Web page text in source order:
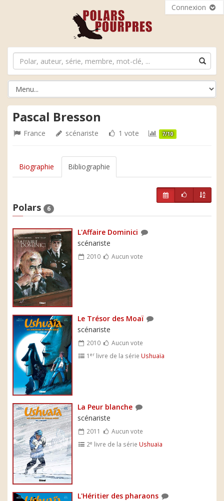
Connexion
Pascal Bresson
France scénariste 1 vote 7/10
Biographie Bibliographie
Polars 6
L'Affaire Dominici
scénariste
2010 Aucun vote
Le Trésor des Moaï
scénariste
2010
Aucun vote
1er livre de la série Ushuaïa
La Peur blanche
scénariste
2011
Aucun vote
2e livre de la série Ushuaïa
L'Héritier des pharaons